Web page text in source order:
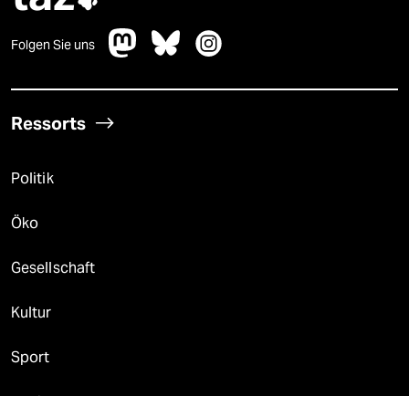
Folgen Sie uns
Ressorts
Politik
Öko
Gesellschaft
Kultur
Sport